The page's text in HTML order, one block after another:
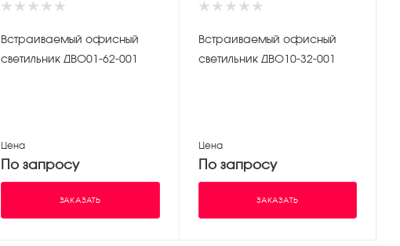
Встраиваемый офисный
светильник ДВО01-62-001
Цена
По запросу
ЗАКАЗАТЬ
Встраиваемый офисный
светильник ДВО10-32-001
Цена
По запросу
ЗАКАЗАТЬ